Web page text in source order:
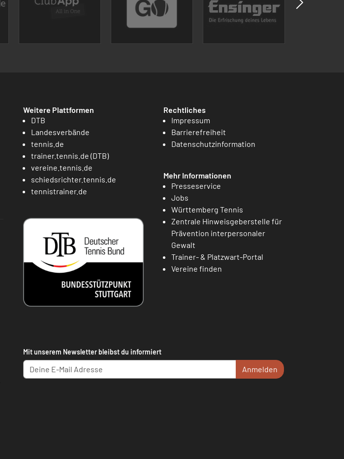
Weitere Plattformen
DTB
Landesverbände
tennis.de
trainer.tennis.de (DTB)
vereine.tennis.de
schiedsrichter.tennis.de
tennistrainer.de
Rechtliches
Impressum
Barrierefreiheit
Datenschutzinformation
Mehr Informationen
Presseservice
Jobs
Württemberg Tennis
Zentrale Hinweisgeberstelle für
Prävention interpersonaler
Gewalt
Trainer- & Platzwart-Portal
Vereine finden
Mit unserem Newsletter bleibst du informiert
Anmelden